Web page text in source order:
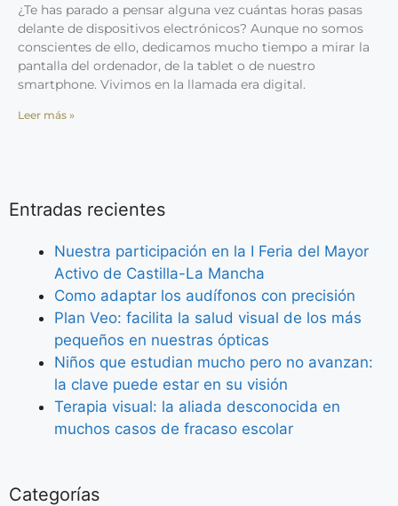
¿Te has parado a pensar alguna vez cuántas horas pasas
delante de dispositivos electrónicos? Aunque no somos
conscientes de ello, dedicamos mucho tiempo a mirar la
pantalla del ordenador, de la tablet o de nuestro
smartphone. Vivimos en la llamada era digital.
Leer más »
Entradas recientes
Nuestra participación en la I Feria del Mayor
Activo de Castilla-La Mancha
Como adaptar los audífonos con precisión
Plan Veo: facilita la salud visual de los más
pequeños en nuestras ópticas
Niños que estudian mucho pero no avanzan:
la clave puede estar en su visión
Terapia visual: la aliada desconocida en
muchos casos de fracaso escolar
Categorías